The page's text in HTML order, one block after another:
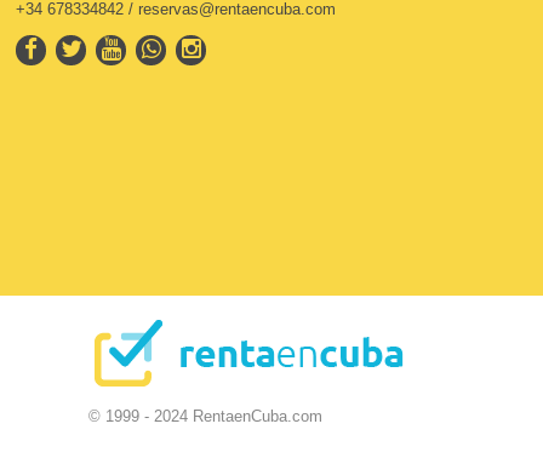
+34 678334842 / reservas@rentaencuba.com
© 1999 - 2024 RentaenCuba.com